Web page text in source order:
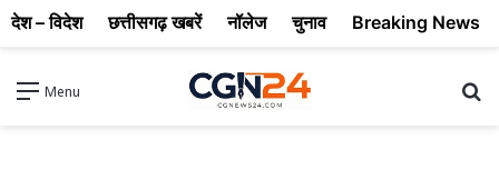
Menu
देश – विदेश छत्तीसगढ़ खबरें नॉलेज चुनाव Breaking News